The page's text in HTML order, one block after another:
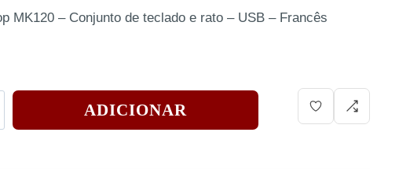
MK120 – Conjunto de teclado e rato – USB – Francês
ADICIONAR